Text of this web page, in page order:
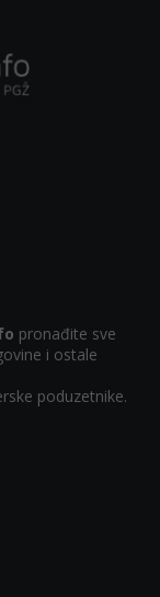
pronađite sve
i ostale
poduzetnike.